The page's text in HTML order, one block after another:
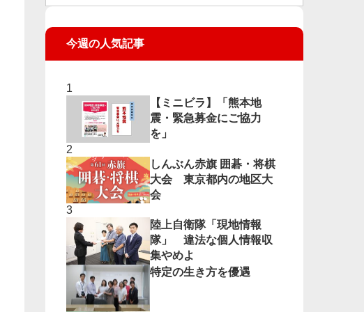
今週の人気記事
【ミニビラ】「熊本地
震・緊急募金にご協力
を」
しんぶん赤旗 囲碁・将棋
大会 東京都内の地区大
会
陸上自衛隊「現地情報
隊」 違法な個人情報収
集やめよ
特定の生き方を優遇